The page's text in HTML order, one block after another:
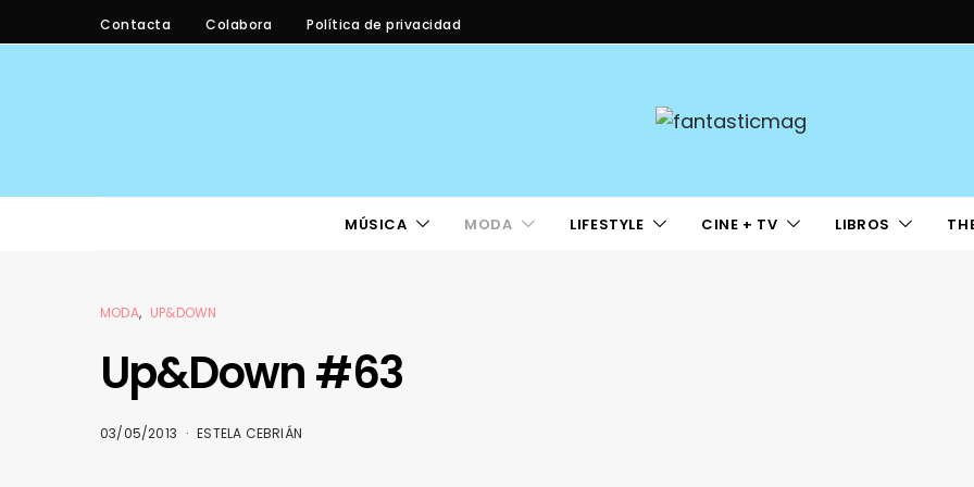
Contacta Colabora Política de privacidad
MÚSICA MODA LIFESTYLE CINE + TV LIBROS
MODA UP&DOWN
Up&Down #63
03/05/2013 ESTELA CEBRIÁN